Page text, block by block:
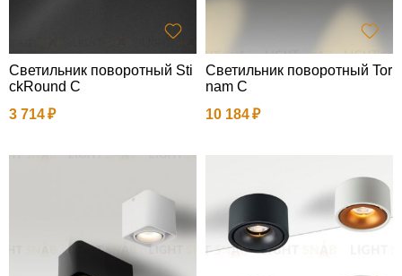
Светильник поворотный Sti
ckRound C
3 714
Светильник поворотный Tor
nam C
10 184